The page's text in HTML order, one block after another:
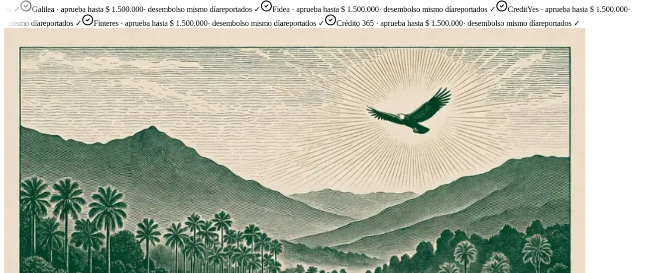
Galilea · aprueba hasta $ 1.500.000·desembolso mismo díareportados ✓ Fidea · aprueba hasta $ 1.500.000·desembolso mismo díareportados ✓ CreditYes · aprueba hasta $ 1.500.000·
díareportados ✓ Finteres · aprueba hasta $ 1.500.000·desembolso mismo díareportados ✓ Crédito 365 · aprueba hasta $ 1.500.000·desembolso mismo díareportados ✓